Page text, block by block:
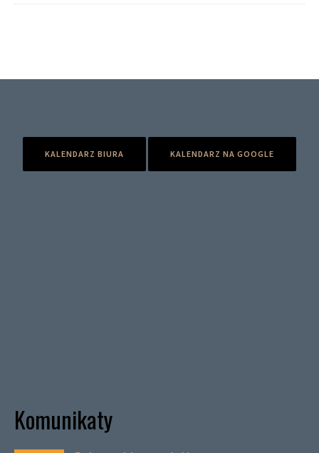
KALENDARZ BIURA KALENDARZ NA GOOGLE
Komunikaty